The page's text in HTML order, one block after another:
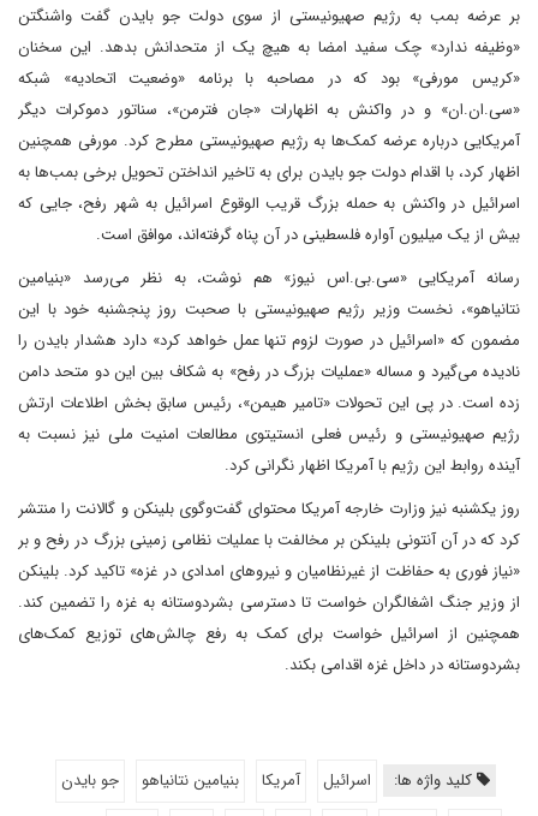
بر عرضه بمب به رژیم صهیونیستی از سوی دولت جو بایدن گفت واشنگتن
«وظیفه ندارد» چک سفید امضا به هیچ یک از متحدانش بدهد. این سخنان
«کریس مورفی» بود که در مصاحبه با برنامه «وضعیت اتحادیه» شبکه
«سی.ان.ان» و در واکنش به اظهارات «جان فترمن»، سناتور دموکرات دیگر
آمریکایی درباره عرضه کمک‌ها به رژیم صهیونیستی مطرح کرد. مورفی همچنین
اظهار کرد، با اقدام دولت جو بایدن برای به تاخیر انداختن تحویل برخی بمب‌ها به
اسرائیل در واکنش به حمله بزرگ قریب الوقوع اسرائیل به شهر رفح، جایی که
بیش از یک میلیون آواره فلسطینی در آن پناه گرفته‌اند، موافق است.
رسانه آمریکایی «سی.بی.اس نیوز» هم نوشت، به نظر می‌رسد «بنیامین
نتانیاهو»، نخست وزیر رژیم صهیونیستی با صحبت روز پنجشنبه خود با این
مضمون که «اسرائیل در صورت لزوم تنها عمل خواهد کرد» دارد هشدار بایدن را
نادیده می‌گیرد و مساله «عملیات بزرگ در رفح» به شکاف بین این دو متحد دامن
زده است. در پی این تحولات «تامیر هیمن»، رئیس سابق بخش اطلاعات ارتش
رژیم صهیونیستی و رئیس فعلی انستیتوی مطالعات امنیت ملی نیز نسبت به
آینده روابط این رژیم با آمریکا اظهار نگرانی کرد.
روز یکشنبه نیز وزارت خارجه آمریکا محتوای گفت‌وگوی بلینکن و گالانت را منتشر
کرد که در آن آنتونی بلینکن بر مخالفت با عملیات نظامی زمینی بزرگ در رفح و بر
«نیاز فوری به حفاظت از غیرنظامیان و نیروهای امدادی در غزه» تاکید کرد. بلینکن
از وزیر جنگ اشغالگران خواست تا دسترسی بشردوستانه به غزه را تضمین کند.
همچنین از اسرائیل خواست برای کمک به رفع چالش‌های توزیع کمک‌های
بشردوستانه در داخل غزه اقدامی بکند.
کلید واژه ها: اسرائیل آمریکا بنیامین نتانیاهو
جو بایدن